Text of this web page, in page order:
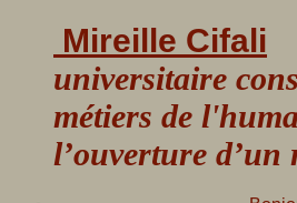
Mireille Cifali
universitaire
métiers de
l’ouverture d’un